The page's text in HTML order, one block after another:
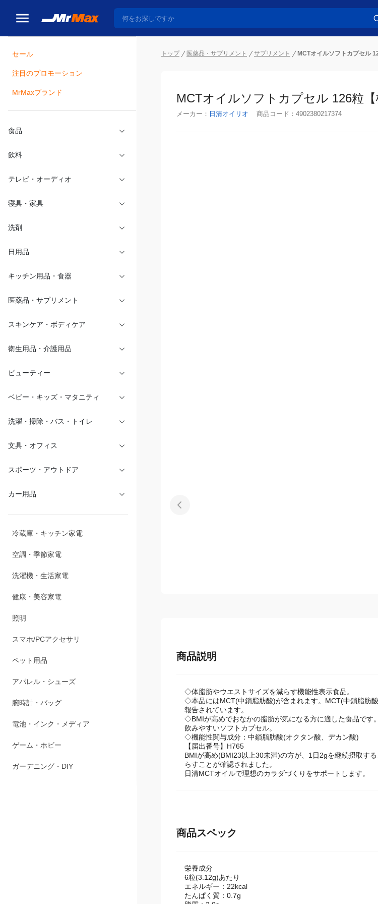
セール
注目のプロモーション
MrMaxブランド
食品
飲料
テレビ・オーディオ
寝具・家具
洗剤
日用品
キッチン用品・食器
医薬品・サプリメント
スキンケア・ボディケア
衛生用品・介護用品
ビューティー
ベビー・キッズ・マタニティ
洗濯・掃除・バス・トイレ
文具・オフィス
スポーツ・アウトドア
カー用品
冷蔵庫・キッチン家電
空調・季節家電
洗濯機・生活家電
健康・美容家電
照明
スマホ/PCアクセサリ
ペット用品
アパレル・シューズ
腕時計・バッグ
電池・インク・メディア
ゲーム・ホビー
ガーデニング・DIY
トップ 医薬品・サプリメント サプリメント MCTオイルソフトカプセル
MCTオイルソフトカプセル 126粒【
メーカー： 日清オイリオ 商品コード： 4902380217374
商品説明
◇体脂肪やウエストサイズを減らす機能性表示食品。
◇本品にはMCT(中鎖脂肪酸)が含まれます。MCT(中鎖脂肪
報告されています。
◇BMIが高めでおなかの脂肪が気になる方に適した食品です。
飲みやすいソフトカプセル。
◇機能性関与成分：中鎖脂肪酸(オクタン酸、デカン酸)
【届出番号】H765
BMIが高め(BMI23以上30未満)の方が、1日2gを継続摂取す
らすことが確認されました。
日清MCTオイルで理想のカラダづくりをサポートします。
商品スペック
栄養成分
6粒(3.12g)あたり
エネルギー：22kcal
たんぱく質：0.7g